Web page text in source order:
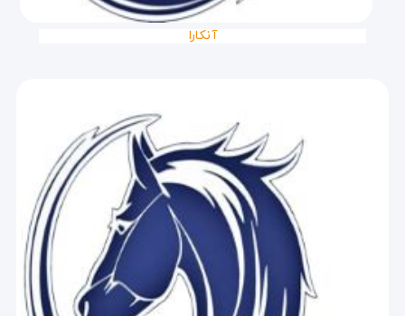
آنکارا